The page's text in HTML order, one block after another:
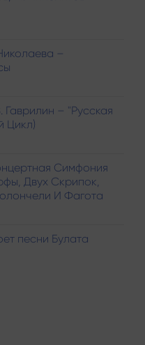
–
– "Русская
Цикл)
Симфония
Двух Скрипок,
И Фагота
песни Булата